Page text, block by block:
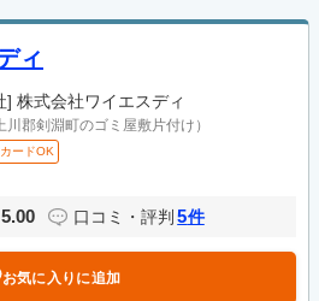
ィ
] 株式会社ワイエスディ
川郡剣淵町のゴミ屋敷片付け）
ードOK
5.00 口コミ・評判5件
お気に入りに追加